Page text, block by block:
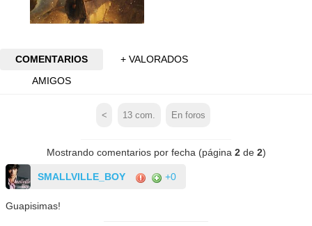
COMENTARIOS
+ VALORADOS
AMIGOS
< 13 com. En foros
Mostrando comentarios por fecha (página 2de 2)
SMALLVILLE_BOY +0
Guapisimas!